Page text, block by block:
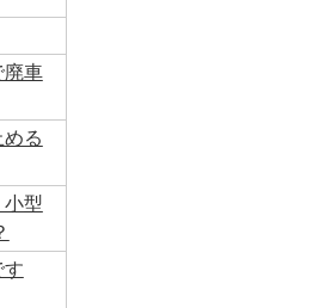
廃車
る
型
す